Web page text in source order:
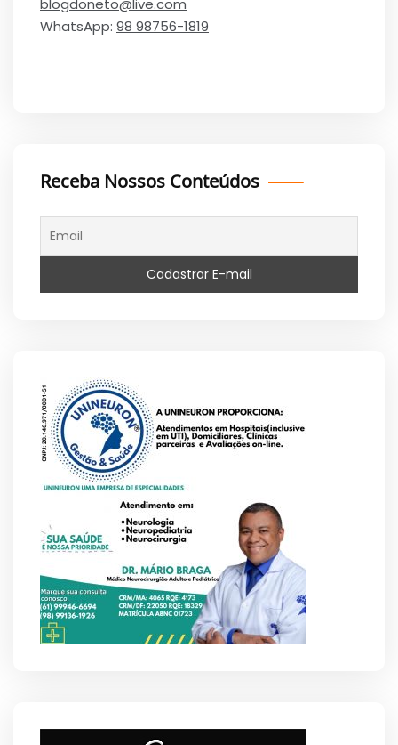
blogdoneto@live.com
WhatsApp: 98 98756-1819
Receba Nossos Conteúdos